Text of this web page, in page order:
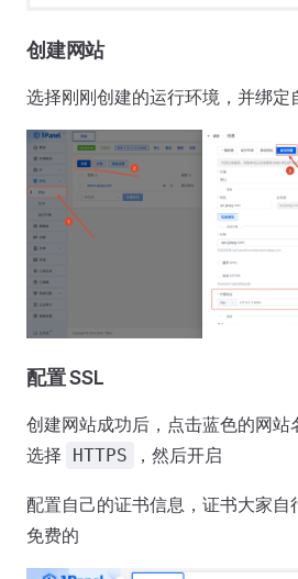
创建网站
选择刚刚创建的运行环境，并绑定
配置 SSL
创建网站成功后，点击蓝色的网站
选择
HTTPS ，然后开启
配置自己的证书信息，证书大家自
免费的